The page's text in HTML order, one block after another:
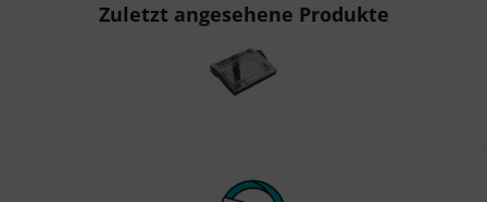
Zuletzt angesehene Produkte